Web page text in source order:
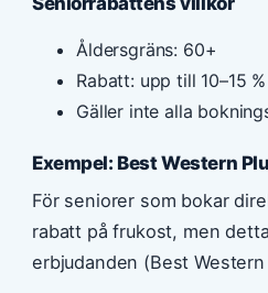
Åldersgräns: 60+
Rabatt: upp till 10–15
Gäller inte alla
Exempel: Best Western
För seniorer som bokar
rabatt på frukost, men
erbjudanden (Best